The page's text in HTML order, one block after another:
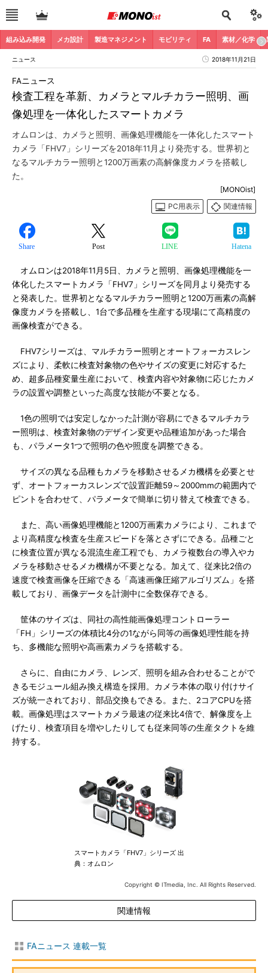
組み込み開発 メカ設計 製造マネジメント モビリティ FA 素材／化学
ニュース 2018年11月21日
検査工程を革新、カメラとマルチカラー照明、画
像処理を一体化したスマートカメラ
FAニュース
オムロンは、カメラと照明、画像処理機能を一体化したスマート
カメラ「FHV7」シリーズを2018年11月より発売する。世界初と
なるマルチカラー照明と1200万画素の高解像度カメラを搭載し
た。
[MONOist]
PC用表示
関連情報
Share Post LINE Hatena
オムロンは2018年11月5日、カメラと照明、画像処理機能を一
体化したスマートカメラ「FHV7」シリーズを同月より発売する
と発表した。世界初となるマルチカラー照明と1200万画素の高解
像度カメラを搭載し、1台で多品種を生産する現場にて高精度の
画像検査ができる。
FHV7シリーズは、マルチカラー照明とオートフォーカスレン
ズにより、柔軟に検査対象物の色やサイズの変更に対応するた
め、超多品種変量生産において、検査内容や対象物に応じたカメ
ラの設置や調整といった高度な技能が不要となる。
1色の照明では安定しなかった計測が容易にできるマルチカラ
ー照明は、検査対象物のデザイン変更や品種追加があった場合
も、パラメータ1つで照明の色や照度を調整できる。
サイズの異なる品種もカメラを移動させるメカ機構を必要とせ
ず、オートフォーカスレンズで設置距離59～2000mmの範囲内で
ピントを合わせて、パラメータで簡単に切り替えて検査できる。
また、高い画像処理機能と1200万画素カメラにより、これまで
より高精度な検査を生産スピードを落とさずにできる。品種ごと
に検査位置が異なる混流生産工程でも、カメラ複数台の導入やカ
メラを移動させるメカ機構が不要となる。加えて、従来比2倍の
速度で検査画像を圧縮できる「高速画像圧縮アルゴリズム」を搭
載しており、画像データを計測中に全数保存できる。
筐体のサイズは、同社の高性能画像処理コントローラー
「FH」シリーズの体積比4分の1ながら同等の画像処理性能を持
ち、多機能な照明や高画素カメラを搭載する。
さらに、自由にカメラ、レンズ、照明を組み合わせることがで
きるモジュール組み換え構造を採用。カメラ本体の取り付けサイ
ズが統一されており、部品交換もできる。また、2コアCPUを搭
載。画像処理はスマートカメラ最速の従来比4倍で、解像度を上
げたり、検査項目を増やしたりしても従来同等の生産タクトを維
持する。
スマートカメラ「FHV7」シリーズ 出
典：オムロン
Copyright © ITmedia, Inc. All Rights Reserved.
関連情報
FAニュース 連載一覧